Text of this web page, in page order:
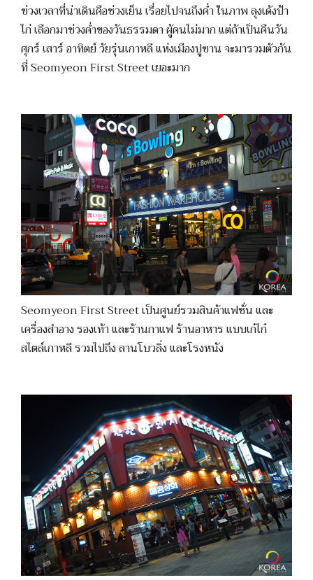
ช่วงเวลาที่น่าเดินคือช่วงเย็น เรื่อยไปจนถึงค่ำ ในภาพ ลุงเด้งป้า
ไก่ เลือกมาช่วงค่ำของวันธรรมดา ผู้คนไม่มาก แต่ถ้าเป็นคืนวัน
ศุกร์ เสาร์ อาทิตย์ วัยรุ่นเกาหลี แห่งเมืองปูซาน จะมารวมตัวกัน
ที่ Seomyeon First Street เยอะมาก
Seomyeon First Street เป็นศูนย์รวมสินค้าแฟชั่น และ
เครื่องสำอาง รองเท้า และร้านกาแฟ ร้านอาหาร แบบเก๋ไก๋
สไตล์เกาหลี รวมไปถึง ลานโบวลิ่ง และโรงหนัง